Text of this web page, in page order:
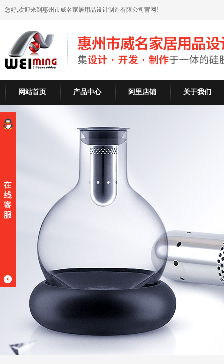
您好,欢迎来到惠州市威名家居用品设计制造有限公司官网!
网站首页 产品中心 阿里店铺 关于我们